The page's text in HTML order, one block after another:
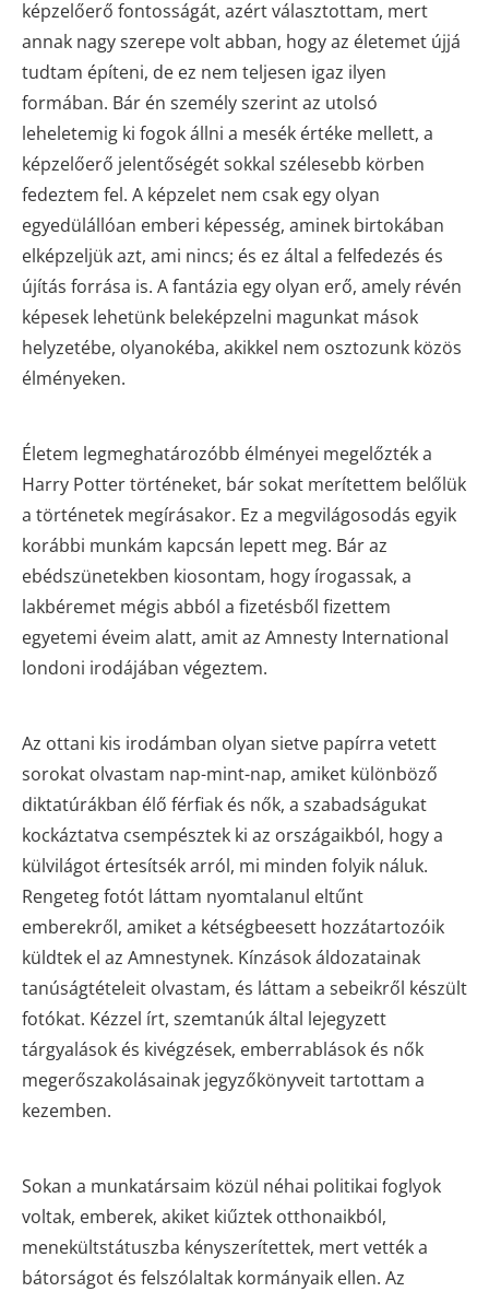
képzelőerő fontosságát, azért választottam, mert
annak nagy szerepe volt abban, hogy az életemet újjá
tudtam építeni, de ez nem teljesen igaz ilyen
formában. Bár én személy szerint az utolsó
leheletemig ki fogok állni a mesék értéke mellett, a
képzelőerő jelentőségét sokkal szélesebb körben
fedeztem fel. A képzelet nem csak egy olyan
egyedülállóan emberi képesség, aminek birtokában
elképzeljük azt, ami nincs; és ez által a felfedezés és
újítás forrása is. A fantázia egy olyan erő, amely révén
képesek lehetünk beleképzelni magunkat mások
helyzetébe, olyanokéba, akikkel nem osztozunk közös
élményeken.
Életem legmeghatározóbb élményei megelőzték a
Harry Potter történeket, bár sokat merítettem belőlük
a történetek megírásakor. Ez a megvilágosodás egyik
korábbi munkám kapcsán lepett meg. Bár az
ebédszünetekben kiosontam, hogy írogassak, a
lakbéremet mégis abból a fizetésből fizettem
egyetemi éveim alatt, amit az Amnesty International
londoni irodájában végeztem.
Az ottani kis irodámban olyan sietve papírra vetett
sorokat olvastam nap-mint-nap, amiket különböző
diktatúrákban élő férfiak és nők, a szabadságukat
kockáztatva csempésztek ki az országaikból, hogy a
külvilágot értesítsék arról, mi minden folyik náluk.
Rengeteg fotót láttam nyomtalanul eltűnt
emberekről, amiket a kétségbeesett hozzátartozóik
küldtek el az Amnestynek. Kínzások áldozatainak
tanúságtételeit olvastam, és láttam a sebeikről készült
fotókat. Kézzel írt, szemtanúk által lejegyzett
tárgyalások és kivégzések, emberrablások és nők
megerőszakolásainak jegyzőkönyveit tartottam a
kezemben.
Sokan a munkatársaim közül néhai politikai foglyok
voltak, emberek, akiket kiűztek otthonaikból,
menekültstátuszba kényszerítettek, mert vették a
bátorságot és felszólaltak kormányaik ellen. Az